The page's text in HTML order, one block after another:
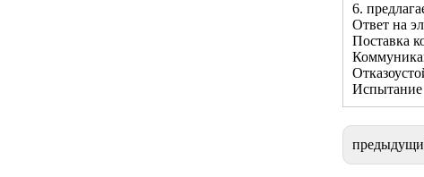
6.
Ответ на
Поставка
Испытание